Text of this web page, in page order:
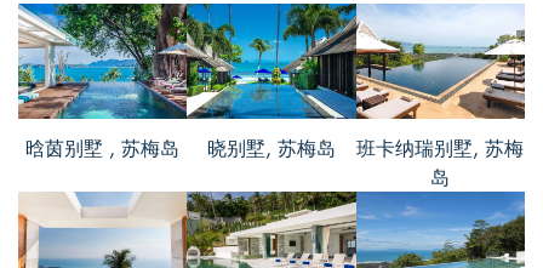
的大小对于我们来说刚刚好，所有卧室都
有浴室套间，很方便。从主卧的窗户看出
可以看到非常非常令人难忘的海景。
静雯, from China
晗茵别墅 , 苏梅岛 晓别墅, 苏梅岛
班卡纳瑞别墅, 苏梅
岛